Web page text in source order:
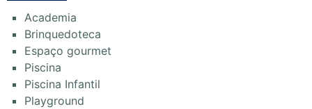
Academia
Brinquedoteca
Espaço gourmet
Piscina
Piscina Infantil
Playground